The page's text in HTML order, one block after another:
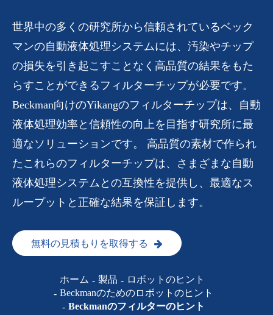
世界中の多くの研究所から信頼されているベック
マンの自動液体処理システムには、汚染やチップ
の損失を引き起こすことなく高品質の結果をもた
らすことができるフィルターチップが必要です。
Beckman向けのYikangのフィルターチップは、自動
液体処理効率と信頼性の向上を目指す研究所に最
適なソリューションです。 高品質の素材で作られ
たこれらのフィルターチップは、さまざまな自動
液体処理システムとの互換性を提供し、最適なス
ループットと正確な結果を保証します。
無料の見積もりを取得する
ホーム 製品
ロボットのヒント
Beckmanのためのロボットのヒント
Beckmanのフィルターのヒント